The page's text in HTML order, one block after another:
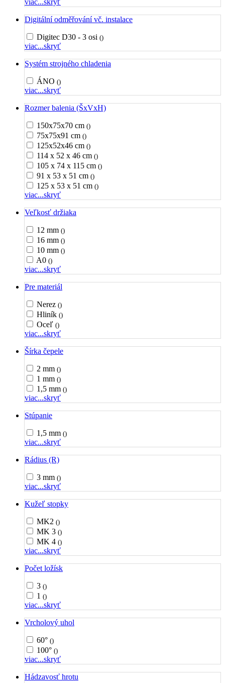
viac...skryť
Digitální odměřování vč. instalace
Digitec D30 - 3 osi ()
viac...skryť
Systém strojného chladenia
ÁNO ()
viac...skryť
Rozmer balenia (ŠxVxH)
150x75x70 cm ()
75x75x91 cm ()
125x52x46 cm ()
114 x 52 x 46 cm ()
105 x 74 x 115 cm ()
91 x 53 x 51 cm ()
125 x 53 x 51 cm ()
viac...skryť
Veľkosť držiaka
12 mm ()
16 mm ()
10 mm ()
A0 ()
viac...skryť
Pre materiál
Nerez ()
Hliník ()
Oceľ ()
viac...skryť
Šírka čepele
2 mm ()
1 mm ()
1,5 mm ()
viac...skryť
Stúpanie
1,5 mm ()
viac...skryť
Rádius (R)
3 mm ()
viac...skryť
Kužeľ stopky
MK2 ()
MK 3 ()
MK 4 ()
viac...skryť
Počet ložísk
3 ()
1 ()
viac...skryť
Vrcholový uhol
60° ()
100° ()
viac...skryť
Hádzavosť hrotu